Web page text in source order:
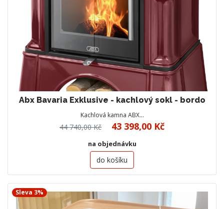
Abx Bavaria Exklusive - kachlový sokl - bordo
Kachlová kamna ABX…
44 740,00 Kč 43 398,00 Kč
na objednávku
do košíku
Sleva 3%